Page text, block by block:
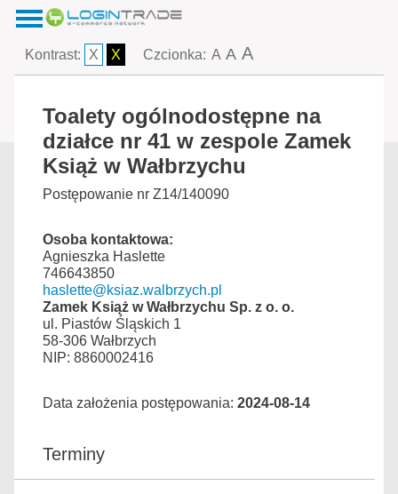
Kontrast: X X Czcionka: A A A
Toalety ogólnodostępne na
działce nr 41 w zespole Zamek
Książ w Wałbrzychu
Postępowanie nr Z14/140090
Osoba kontaktowa:
Agnieszka Haslette
746643850
haslette@ksiaz.walbrzych.pl
Zamek Książ w Wałbrzychu Sp. z o. o.
ul. Piastów Śląskich 1
58-306 Wałbrzych
NIP: 8860002416
Data założenia postępowania: 2024-08-14
Terminy